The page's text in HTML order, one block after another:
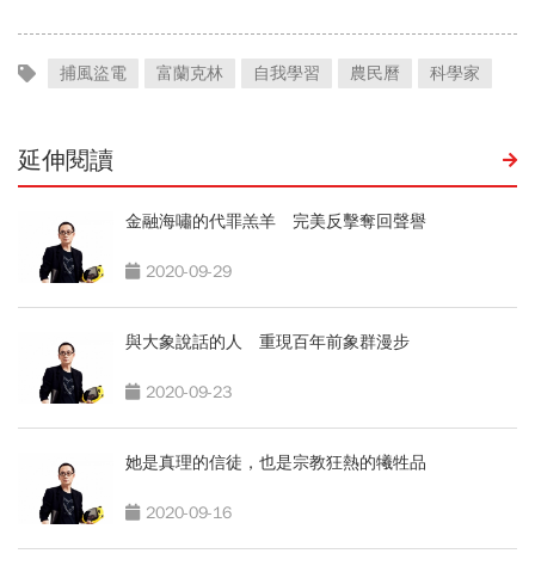
捕風盜電 富蘭克林 自我學習 農民曆 科學家
延伸閱讀
金融海嘯的代罪羔羊 完美反擊奪回聲譽
2020-09-29
與大象說話的人 重現百年前象群漫步
2020-09-23
她是真理的信徒，也是宗教狂熱的犧牲品
2020-09-16